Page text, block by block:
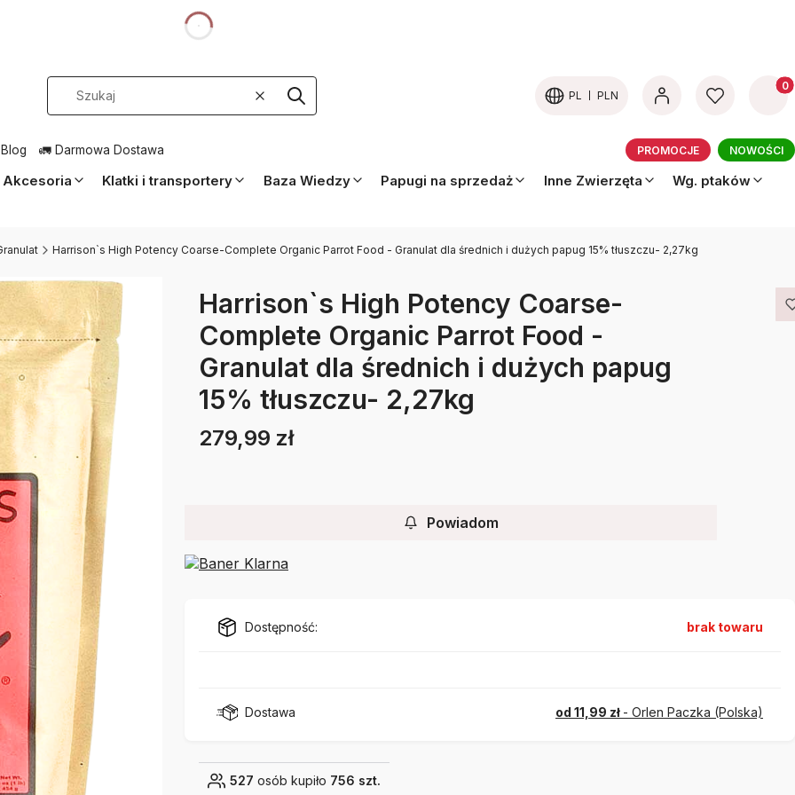
WyczyśćSzukaj PL PLN
🚛 Darmowa Dostawa PROMOCJE NOWOŚCI
Akcesoria Klatki i transportery Baza Wiedzy Papugi na sprzedaż Inne Zwierzęta Wg. ptaków
Harrison`s High Potency Coarse-Complete Organic Parrot Food - Granulat dla średnich i dużych papug 15% tłuszczu- 2,27kg
Harrison`s High Potency Coarse-
Complete Organic Parrot Food -
Granulat dla średnich i dużych papug
15% tłuszczu- 2,27kg
Etykiety
Cena
279,99 zł
Powiadom
Dostępność: brak towaru
Dostawa od 11,99 zł - Orlen Paczka (Polska)
527 osób kupiło 756 szt.